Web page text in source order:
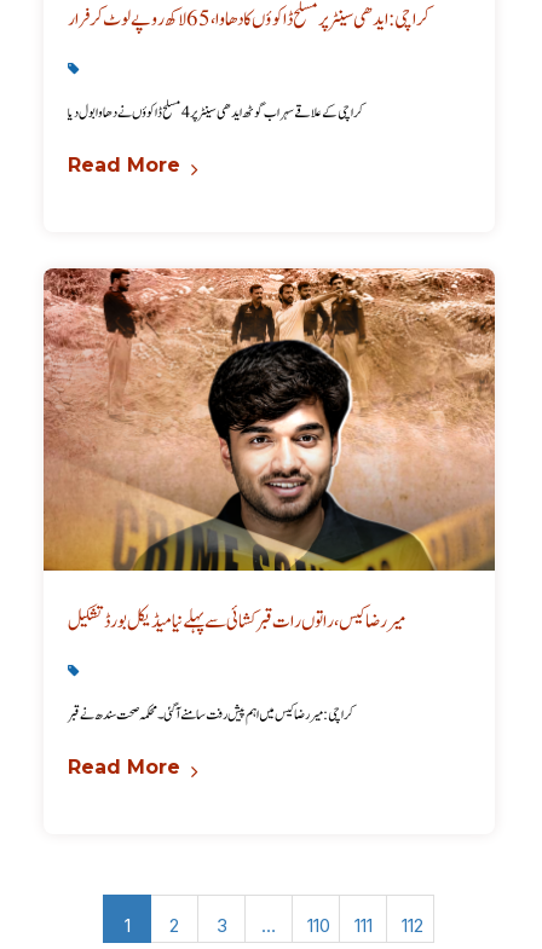
کراچی: ایدھی سینٹر پر مسلح ڈاکوؤں کا دھاوا، 65 لاکھ روپے لوٹ کر فرار
کراچی کے علاقے سہراب گوٹھ ایدھی سینٹر پر 4 مسلح ڈاکوؤں نے دھاوا بول دیا
Read More
میر رضا کیس، راتوں رات قبر کشائی سے پہلے نیا میڈیکل بورڈ تشکیل
کراچی: میر رضا کیس میں اہم پیش رفت سامنے آگئی۔ محکمہ صحت سندھ نے قبر
Read More
1 2 3 … 110 111 112